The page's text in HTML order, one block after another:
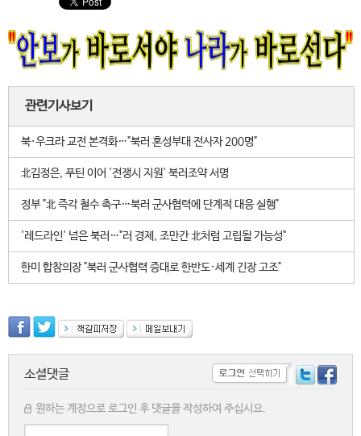
관련기사보기
북·우크라 교전 본격화…"북러 혼성부대 전사자 200명"
北김정은, 푸틴 이어 '전쟁시 지원' 북러조약 서명
정부 "北 즉각 철수 촉구…북러 군사협력에 단계적 대응 실행"
'레드라인' 넘은 북러…"러 경제, 조만간 北처럼 고립될 가능성"
한미 합참의장 "북러 군사협력 증대로 한반도·세계 긴장 고조"
소셜댓글
원하는 계정으로 로그인 후 댓글을 작성하여 주십시요.